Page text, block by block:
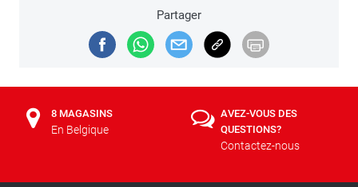
Partager
8 MAGASINS
En Belgique
AVEZ-VOUS DES
QUESTIONS?
Contactez-nous